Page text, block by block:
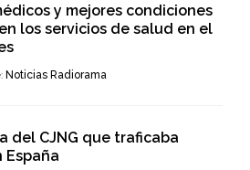
y mejores condiciones
los servicios de salud en el
Noticias Radiorama
del CJNG que traficaba